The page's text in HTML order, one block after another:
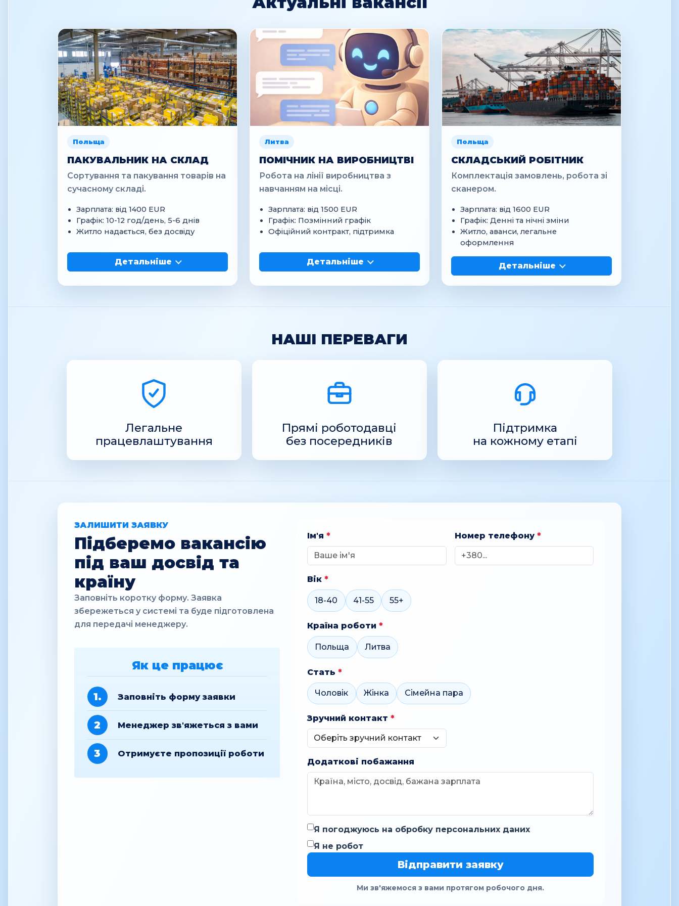
Польща
ПАКУВАЛЬНИК НА СКЛАД
Сортування та пакування товарів на
сучасному складі.
Зарплата: від 1400 EUR
Графік: 10-12 год/день, 5-6 днів
Житло надається, без досвіду
Детальніше
Литва
ПОМІЧНИК НА ВИРОБНИЦТВІ
Робота на лінії виробництва з
навчанням на місці.
Зарплата: від 1500 EUR
Графік: Позмінний графік
Офіційний контракт, підтримка
Детальніше
Польща
СКЛАДСЬКИЙ РОБІТНИК
Комплектація замовлень, робота зі
сканером.
Зарплата: від 1600 EUR
Графік: Денні та нічні зміни
Житло, аванси, легальне
оформлення
Детальніше
НАШІ ПЕРЕВАГИ
Легальне
працевлаштування
Прямі роботодавці
без посередників
Підтримка
на кожному етапі
ЗАЛИШИТИ ЗАЯВКУ
Підберемо вакансію
під ваш досвід та
країну
Заповніть коротку форму. Заявка
збережеться у системі та буде підготовлена
для передачі менеджеру.
Як це працює
1. Заповніть форму заявки
2 Менеджер зв'яжеться з вами
3 Отримуєте пропозиції роботи
Ім'я * Номер телефону *
Вік *
18-40 41-55 55+
Країна роботи *
Польща Литва
Стать *
Чоловік Жінка Сімейна пара
Зручний контакт *
Додаткові побажання
Я погоджуюсь на обробку персональних даних
Я не робот
Відправити заявку
Ми зв'яжемося з вами протягом робочого дня.